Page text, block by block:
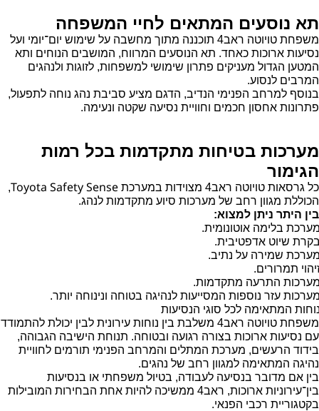
תא נוסעים המתאים לחיי המשפחה
משפחת טויוטה ראב4 תוכננה מתוך מחשבה על שימוש יום־יומי ועל
נסיעות ארוכות כאחד. תא הנוסעים המרווח, המושבים הנוחים ותא
המטען הגדול מעניקים פתרון שימושי למשפחות, לזוגות ולנהגים
המרבים לנסוע.
בנוסף למרחב הפנימי הנדיב, הדגם מציע סביבת נהג נוחה לתפעול,
פתרונות אחסון חכמים וחוויית נסיעה שקטה ונעימה.
מערכות בטיחות מתקדמות בכל רמות
הגימור
כל גרסאות טויוטה ראב4 מצוידות במערכת Toyota Safety Sense
,
הכוללת מגוון רחב של מערכות סיוע מתקדמות לנהג.
בין היתר ניתן למצוא:
בלימה אוטונומית.
שיוט אדפטיבית.
שמירה על נתיב.
תמרורים.
התרעה מתקדמות.
עזר נוספות המסייעות לנהיגה בטוחה ונינוחה יותר.
המתאימה לכל סוגי הנסיעות
משפחת טויוטה ראב4 משלבת בין נוחות עירונית לבין יכולת להתמודד
עם נסיעות ארוכות בצורה רגועה ובטוחה. תנוחת הישיבה הגבוהה,
בידוד הרעשים, מערכת המתלים והמרחב הפנימי תורמים לחוויית
נהיגה המתאימה למגוון רחב של נהגים.
בין אם מדובר בנסיעה לעבודה, בטיול משפחתי או בנסיעות
בין־עירוניות ארוכות, ראב4 ממשיכה להיות אחת הבחירות המובילות
בקטגוריית רכבי הפנאי.